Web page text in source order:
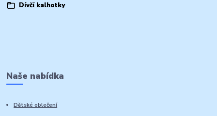
Dívčí kalhotky
Naše nabídka
Dětské oblečení